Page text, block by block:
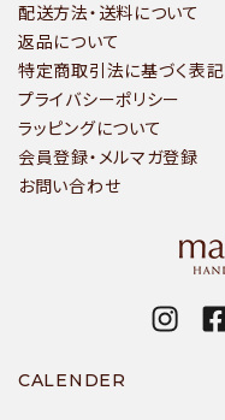
配送方法・送料について
返品について
特定商取引法に基づく表記
プライバシーポリシー
ラッピングについて
会員登録・メルマガ登録
お問い合わせ
CALENDER